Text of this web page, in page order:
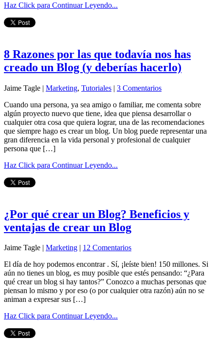
Haz Click para Continuar Leyendo...
8 Razones por las que todavía nos has
creado un Blog (y deberías hacerlo)
Jaime Tagle | Marketing, Tutoriales | 3 Comentarios
Cuando una persona, ya sea amigo o familiar, me comenta sobre
algún proyecto nuevo que tiene, idea que piensa desarrollar o
cualquier otra cosa que quiera lograr, una de las recomendaciones
que siempre hago es crear un blog. Un blog puede representar una
gran diferencia en la vida personal y profesional de cualquier
persona que […]
Haz Click para Continuar Leyendo...
¿Por qué crear un Blog? Beneficios y
ventajas de crear un Blog
Jaime Tagle | Marketing | 12 Comentarios
El día de hoy podemos encontrar . Sí, ¡leíste bien! 150 millones. Si
aún no tienes un blog, es muy posible que estés pensando: “¿Para
qué crear un blog si hay tantos?” Conozco a muchas personas que
piensan lo mismo y por eso (o por cualquier otra razón) aún no se
animan a expresar sus […]
Haz Click para Continuar Leyendo...